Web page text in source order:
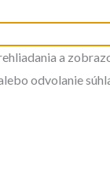
a
odvolanie